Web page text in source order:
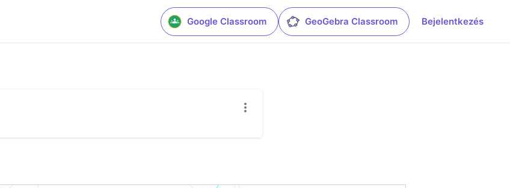
Google Classroom GeoGebra Classroom Bejelentkezés